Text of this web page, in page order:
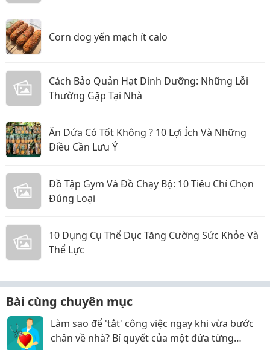
Corn dog yến mạch ít calo
Cách Bảo Quản Hạt Dinh Dưỡng: Những Lỗi
Thường Gặp Tại Nhà
Ăn Dứa Có Tốt Không ? 10 Lợi Ích Và Những
Điều Cần Lưu Ý
Đồ Tập Gym Và Đồ Chạy Bộ: 10 Tiêu Chí Chọn
Đúng Loại
10 Dụng Cụ Thể Dục Tăng Cường Sức Khỏe Và
Thể Lực
Bài cùng chuyên mục
Làm sao để 'tắt' công việc ngay khi vừa bước
chân về nhà? Bí quyết của một đứa từng